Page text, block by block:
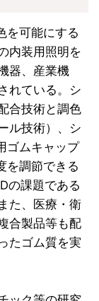
を可能にする
内装用照明を
器、産業機
れている。シ
合技術と調色
ル技術）、シ
ゴムキャップ
を調節できる
の課題である
た、医療・衛
合製品等も配
たゴム質を実